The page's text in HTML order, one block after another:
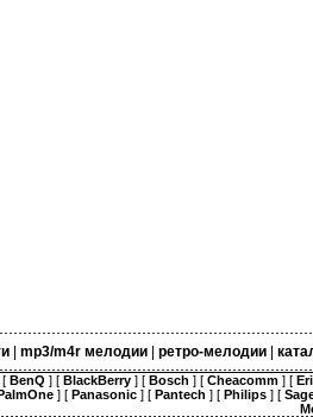
| mp3/m4r мелодии| ретро-мелодии|
[ BenQ ] [ BlackBerry ] [ Bosch ] [ Cheacomm ] [
] [ Panasonic ] [ Pantech ] [ Philips ] [